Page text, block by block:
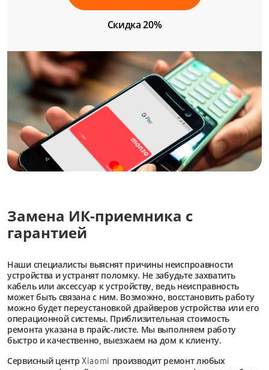
Скидка 20%
Замена ИК-приемника с
гарантией
Наши специалисты выяснят причины неиспроавности
устройства и устранят поломку. Не забудьте захватить
кабель или аксессуар к устройству, ведь неисправность
может быть связана с ним. Возможно, восстановить работу
можно будет переустановкой драйверов устройства или его
операционной системы. Приблизительная стоимость
ремонта указана в прайс-листе. Мы выполняем работу
быстро и качественно, выезжаем на дом к клиенту.
Сервисный центрXiaomi производит ремонт любых